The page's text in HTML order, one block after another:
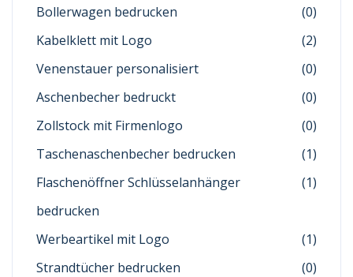
Bollerwagen bedrucken
(0)
Kabelklett mit Logo
(2)
Venenstauer personalisiert
(0)
Aschenbecher bedruckt
(0)
Zollstock mit Firmenlogo
(0)
Taschenaschenbecher bedrucken
(1)
Flaschenöffner Schlüsselanhänger
bedrucken
(1)
Werbeartikel mit Logo
(1)
Strandtücher bedrucken
(0)